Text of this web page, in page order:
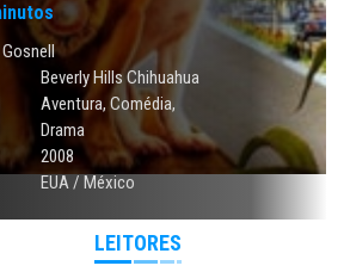
Gosnell
Beverly Hills Chihuahua
Aventura, Comédia,
Drama
2008
EUA / México
LEITORES